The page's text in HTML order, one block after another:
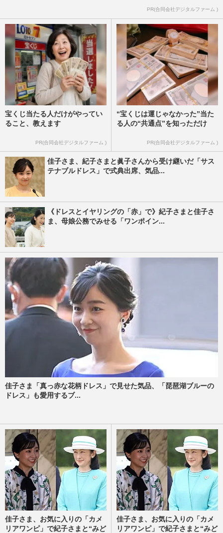
PR(合同会社デジタルファーム )
宝くじ当たる人だけがやってい
ること、教えます
PR(合同会社デジタルファーム )
“宝くじは運じゃなかった”当た
る人の“共通点”を知っただけ
PR(合同会社デジタルファーム )
佳子さま、紀子さまと眞子さんから受け継いだ「サス
テナブルドレス」で式典出席、気品...
《ドレスとイヤリングの「赤」で》紀子さまと佳子さ
ま、母娘公務でみせる「ワンポイン...
佳子さま「真っ赤な花柄ドレス」で見せた気品、「琵琶湖ブルーの
ドレス」も愛用するブ...
佳子さま、お気に入りの「カメ
リアワンピ」で紀子さまと“みど
佳子さま、お気に入りの「カメ
リアワンピ」で紀子さまと“みど